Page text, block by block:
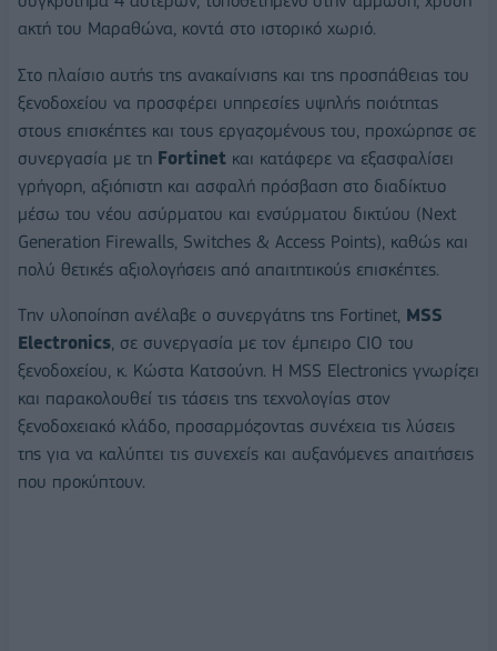
ακτή του Μαραθώνα, κοντά στο ιστορικό χωριό.
Στο πλαίσιο αυτής της ανακαίνισης και της προσπάθειας του
ξενοδοχείου να προσφέρει υπηρεσίες υψηλής ποιότητας
στους επισκέπτες και τους εργαζομένους του, προχώρησε σε
συνεργασία με τη Fortinet και κατάφερε να εξασφαλίσει
γρήγορη, αξιόπιστη και ασφαλή πρόσβαση στο διαδίκτυο
μέσω του νέου ασύρματου και ενσύρματου δικτύου (Next
Generation Firewalls, Switches & Access Points), καθώς και
πολύ θετικές αξιολογήσεις από απαιτητικούς επισκέπτες.
Tην υλοποίηση ανέλαβε o συνεργάτης της Fortinet, ΜSS
Electronics, σε συνεργασία με τον έμπειρο CIO του
ξενοδοχείου, κ. Κώστα Κατσούνη. Η MSS Electronics γνωρίζει
και παρακολουθεί τις τάσεις της τεχνολογίας στον
ξενοδοχειακό κλάδο, προσαρμόζοντας συνέχεια τις λύσεις
της για να καλύπτει τις συνεχείς και αυξανόμενες απαιτήσεις
που προκύπτουν.